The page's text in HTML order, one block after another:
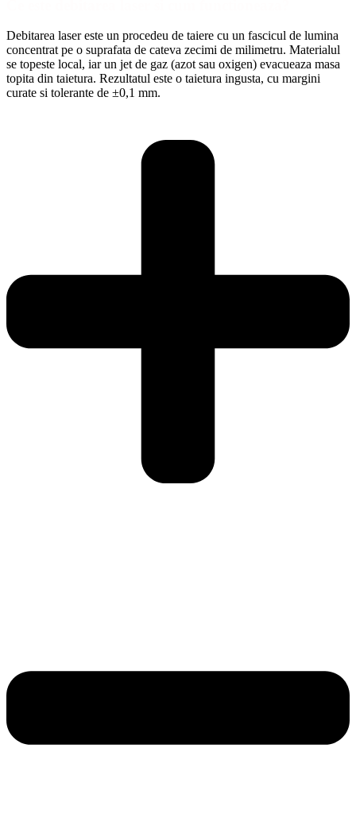
Debitarea laser este un procedeu de taiere cu un fascicul de lumina
concentrat pe o suprafata de cateva zecimi de milimetru. Materialul
se topeste local, iar un jet de gaz (azot sau oxigen) evacueaza masa
topita din taietura. Rezultatul este o taietura ingusta, cu margini
curate si tolerante de ±0,1 mm.